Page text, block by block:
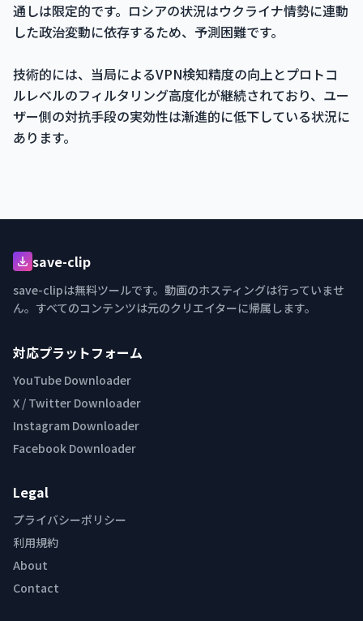
通しは限定的です。ロシアの状況はウクライナ情勢に連動
した政治変動に依存するため、予測困難です。
技術的には、当局によるVPN検知精度の向上とプロトコ
ルレベルのフィルタリング高度化が継続されており、ユー
ザー側の対抗手段の実効性は漸進的に低下している状況に
あります。
save-clip
save-clipは無料ツールです。動画のホスティングは行っていませ
ん。すべてのコンテンツは元のクリエイターに帰属します。
対応プラットフォーム
YouTube Downloader
X / Twitter Downloader
Instagram Downloader
Facebook Downloader
Legal
プライバシーポリシー
利用規約
About
Contact